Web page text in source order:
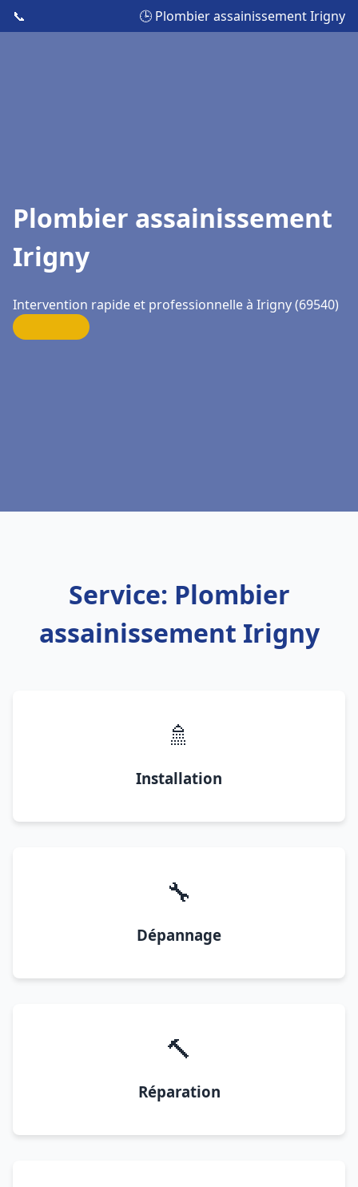
📞 🕒 Plombier assainissement Irigny
Plombier assainissement
Irigny
Intervention rapide et professionnelle à Irigny (69540)
Service: Plombier
assainissement Irigny
🚿
Installation
🔧
Dépannage
🔨
Réparation